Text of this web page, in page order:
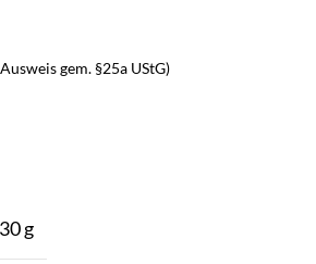
gem. §25a UStG)
g